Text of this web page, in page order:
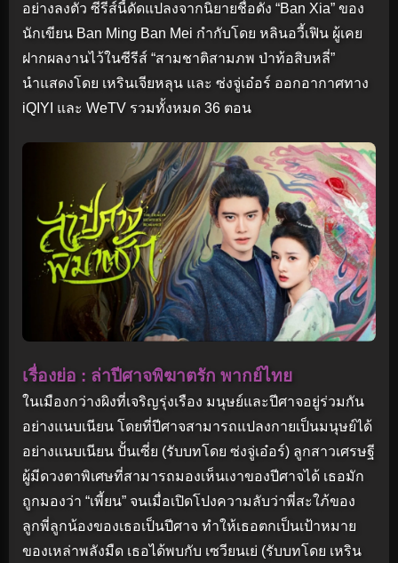
อย่างลงตัว ซีรีส์นี้ดัดแปลงจากนิยายชื่อดัง “Ban Xia” ของ
นักเขียน Ban Ming Ban Mei กำกับโดย หลินอวี้เฟิน ผู้เคย
ฝากผลงานไว้ในซีรีส์ “สามชาติสามภพ ป่าท้อสิบหลี่”
นำแสดงโดย เหรินเจียหลุน และ ซ่งจู่เอ๋อร์ ออกอากาศทาง
iQIYI และ WeTV รวมทั้งหมด 36 ตอน
เรื่องย่อ : ล่าปีศาจพิฆาตรัก พากย์ไทย
ในเมืองกว่างผิงที่เจริญรุ่งเรือง มนุษย์และปีศาจอยู่ร่วมกัน
อย่างแนบเนียน โดยที่ปีศาจสามารถแปลงกายเป็นมนุษย์ได้
อย่างแนบเนียน ปั้นเซี่ย (รับบทโดย ซ่งจู่เอ๋อร์) ลูกสาวเศรษฐี
ผู้มีดวงตาพิเศษที่สามารถมองเห็นเงาของปีศาจได้ เธอมัก
ถูกมองว่า “เพี้ยน” จนเมื่อเปิดโปงความลับว่าพี่สะใภ้ของ
ลูกพี่ลูกน้องของเธอเป็นปีศาจ ทำให้เธอตกเป็นเป้าหมาย
ของเหล่าพลังมืด เธอได้พบกับ เซวียนเย่ (รับบทโดย เหริน